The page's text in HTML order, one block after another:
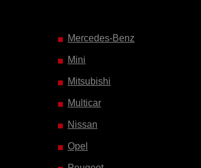
Mercedes-Benz
Mini
Mitsubishi
Multicar
Nissan
Opel